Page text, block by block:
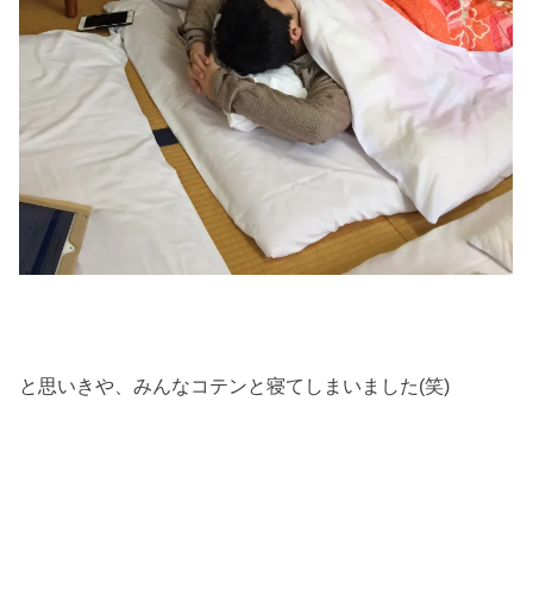
と思いきや、みんなコテンと寝てしまいました(笑)